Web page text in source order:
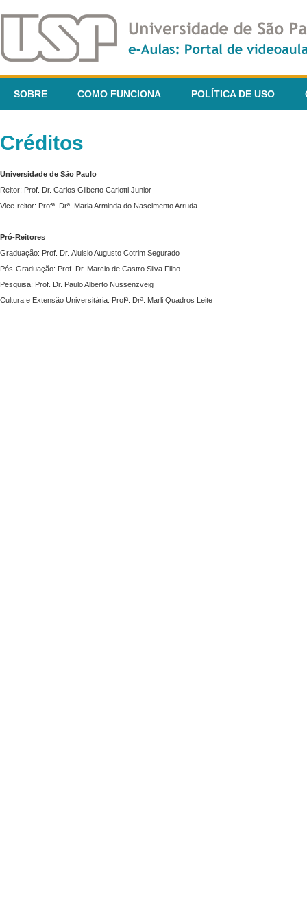
SOBRE COMO FUNCIONA POLÍTICA DE USO
Créditos
Universidade de São Paulo
Reitor: Prof. Dr. Carlos Gilberto Carlotti Junior
Vice-reitor: Profª. Drª. Maria Arminda do Nascimento Arruda
Pró-Reitores
Graduação: Prof. Dr. Aluisio Augusto Cotrim Segurado
Pós-Graduação: Prof. Dr. Marcio de Castro Silva Filho
Pesquisa: Prof. Dr. Paulo Alberto Nussenzveig
Cultura e Extensão Universitária: Profª. Drª. Marli Quadros Leite